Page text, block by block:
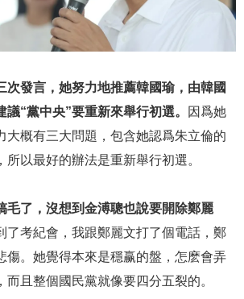
次發言，她努力地推薦韓國瑜，由韓國
“黨中央”要重新來舉行初選。
因爲她
大概有三大問題，包含她認爲朱立倫的
以最好的辦法是重新舉行初選。
毛了，沒想到金溥聰也說要開除鄭麗
了考紀會，我跟鄭麗文打了個電話，鄭
傷。她覺得本來是穩赢的盤，怎麽會弄
而且整個國民黨就像要四分五裂的。